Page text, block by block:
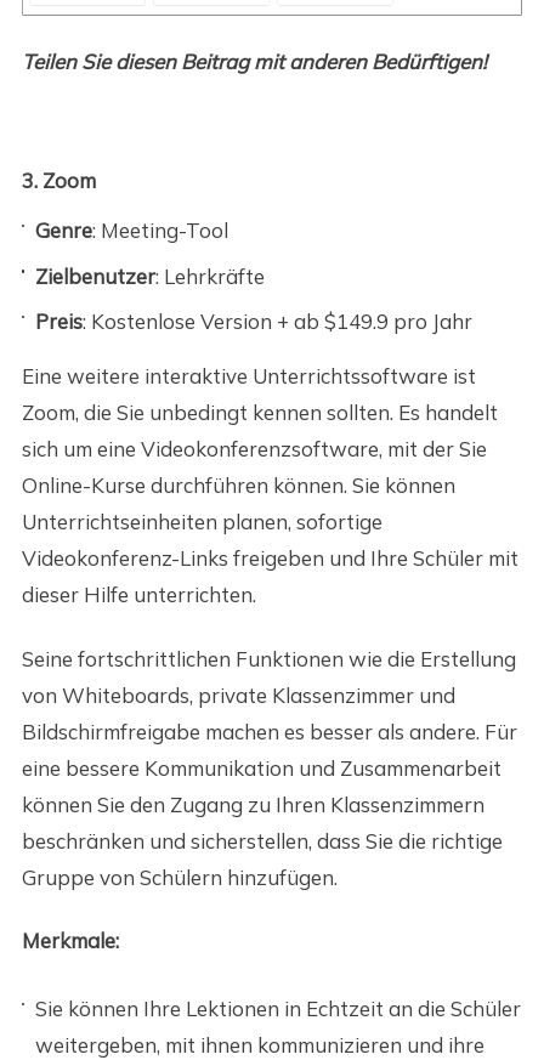
Teilen Sie diesen Beitrag mit anderen Bedürftigen!
3. Zoom
Genre: Meeting-Tool
Zielbenutzer: Lehrkräfte
Preis: Kostenlose Version + ab $149.9 pro Jahr
Eine weitere interaktive Unterrichtssoftware ist
Zoom, die Sie unbedingt kennen sollten. Es handelt
sich um eine Videokonferenzsoftware, mit der Sie
Online-Kurse durchführen können. Sie können
Unterrichtseinheiten planen, sofortige
Videokonferenz-Links freigeben und Ihre Schüler mit
dieser Hilfe unterrichten.
Seine fortschrittlichen Funktionen wie die Erstellung
von Whiteboards, private Klassenzimmer und
Bildschirmfreigabe machen es besser als andere. Für
eine bessere Kommunikation und Zusammenarbeit
können Sie den Zugang zu Ihren Klassenzimmern
beschränken und sicherstellen, dass Sie die richtige
Gruppe von Schülern hinzufügen.
Merkmale:
Sie können Ihre Lektionen in Echtzeit an die Schüler
weitergeben, mit ihnen kommunizieren und ihre